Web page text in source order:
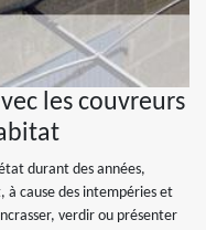
les couvreurs
durant des années,
cause des intempéries et
verdir ou présenter